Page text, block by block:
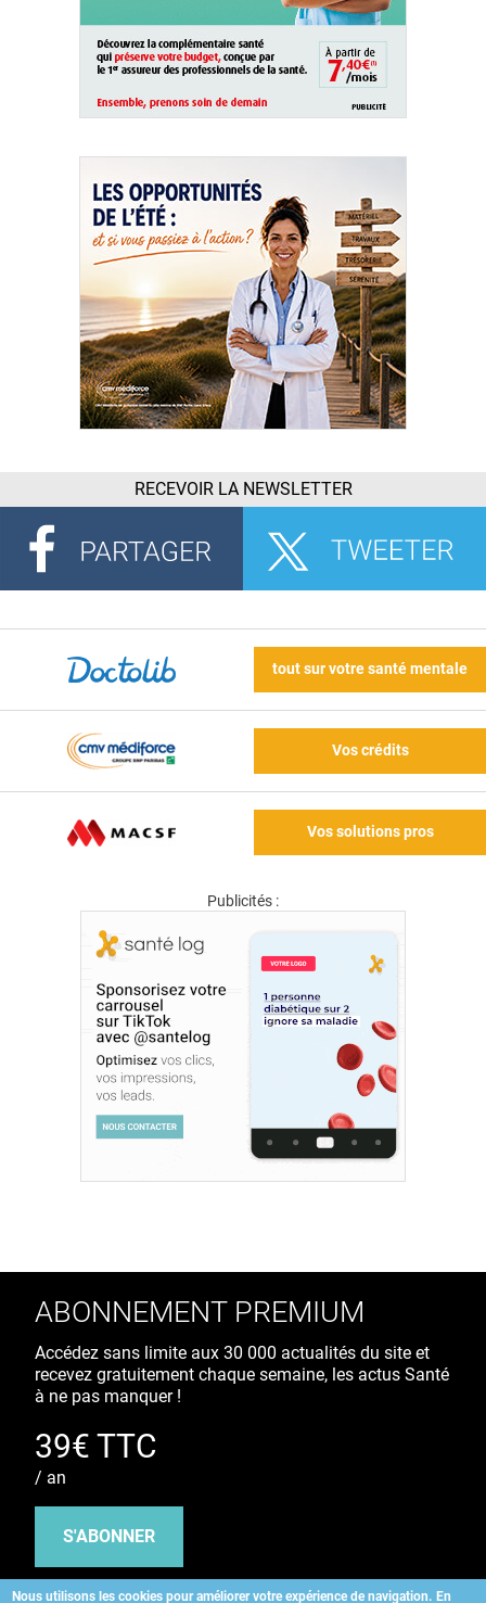
RECEVOIR LA NEWSLETTER
tout sur votre santé mentale
Vos crédits
Vos solutions pros
Publicités :
Nous utilisons les cookies pour améliorer votre expérience de navigation. En
ABONNEMENT PREMIUM
Accédez sans limite aux 30 000 actualités du site et
recevez gratuitement chaque semaine, les actus Santé
à ne pas manquer !
39€ TTC
/ an
S'ABONNER